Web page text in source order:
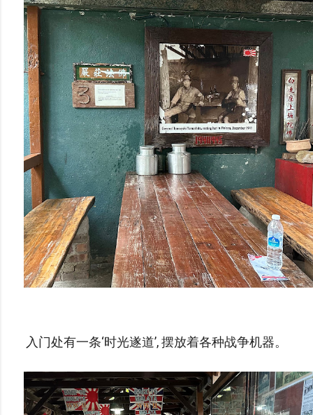
入门处有一条‘时光遂道’, 摆放着各种战争机器。